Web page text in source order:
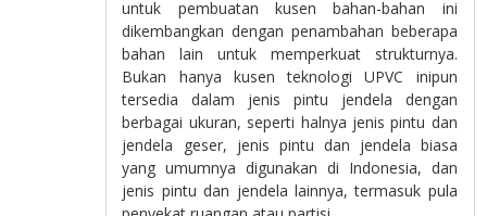
untuk pembuatan kusen bahan-bahan ini
dikembangkan dengan penambahan beberapa
bahan lain untuk memperkuat strukturnya.
Bukan hanya kusen teknologi UPVC inipun
tersedia dalam jenis pintu jendela dengan
berbagai ukuran, seperti halnya jenis pintu dan
jendela geser, jenis pintu dan jendela biasa
yang umumnya digunakan di Indonesia, dan
jenis pintu dan jendela lainnya, termasuk pula